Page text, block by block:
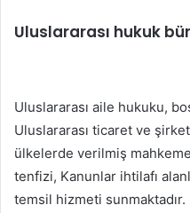
Uluslararası hukuk
Uluslararası aile hukuku,
Uluslararası ticaret ve
ülkelerde verilmiş mahkeme
tenfizi, Kanunlar ihtilafı
temsil hizmeti sunmaktadır.